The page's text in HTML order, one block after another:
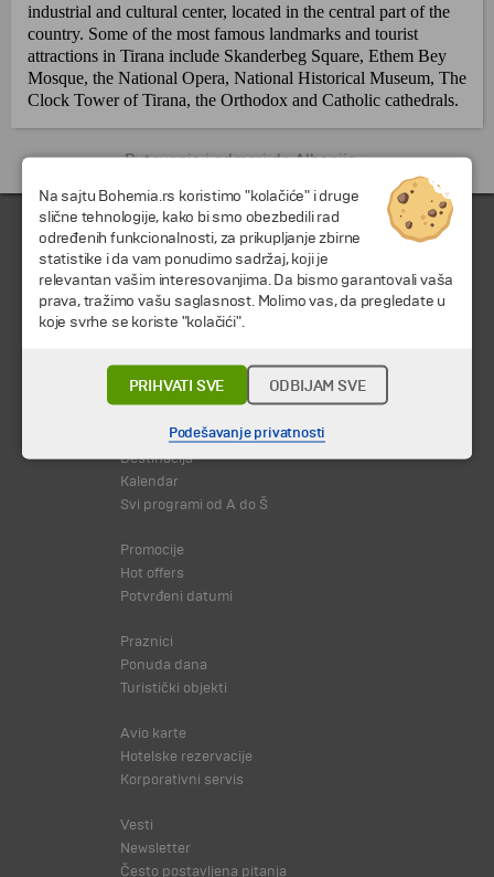
industrial and cultural center, located in the central part of the
country. Some of the most famous landmarks and tourist
attractions in Tirana include Skanderbeg Square, Ethem Bey
Mosque, the National Opera, National Historical Museum, The
Clock Tower of Tirana, the Orthodox and Catholic cathedrals.
Putovanja i odmori do Albanija »
© 2026 TA BOHEMIA TRAVEL DOO.Sva prava zadržava.
Putovanja i odmori
Destinacija
Kalendar
Svi programi od A do Š
Promocije
Hot offers
Potvrđeni datumi
Praznici
Ponuda dana
Turistički objekti
Avio karte
Hotelske rezervacije
Korporativni servis
Vesti
Newsletter
Često postavljena pitanja
Na sajtu Bohemia.rs koristimo "kolačiće" i druge
slične tehnologije, kako bi smo obezbedili rad
određenih funkcionalnosti, za prikupljanje zbirne
statistike i da vam ponudimo sadržaj, koji je
relevantan vašim interesovanjima. Da bismo garantovali vaša
prava, tražimo vašu saglasnost. Molimo vas, da pregledate u
koje svrhe se koriste "kolačići".
PRIHVATI SVE ODBIJAM SVE
Podešavanje privatnosti